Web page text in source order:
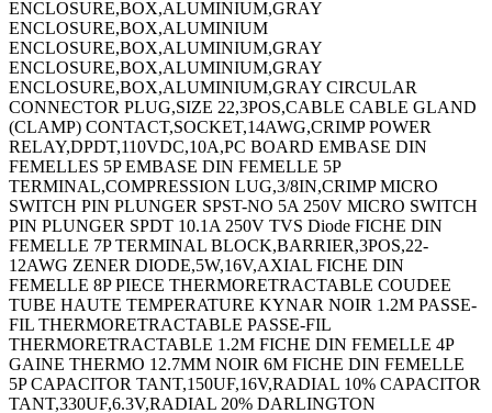
ENCLOSURE,BOX,ALUMINIUM,GRAY
ENCLOSURE,BOX,ALUMINIUM
ENCLOSURE,BOX,ALUMINIUM,GRAY
ENCLOSURE,BOX,ALUMINIUM,GRAY
ENCLOSURE,BOX,ALUMINIUM,GRAY CIRCULAR
CONNECTOR PLUG,SIZE 22,3POS,CABLE CABLE GLAND
(CLAMP) CONTACT,SOCKET,14AWG,CRIMP POWER
RELAY,DPDT,110VDC,10A,PC BOARD EMBASE DIN
FEMELLES 5P EMBASE DIN FEMELLE 5P
TERMINAL,COMPRESSION LUG,3/8IN,CRIMP MICRO
SWITCH PIN PLUNGER SPST-NO 5A 250V MICRO SWITCH
PIN PLUNGER SPDT 10.1A 250V TVS Diode FICHE DIN
FEMELLE 7P TERMINAL BLOCK,BARRIER,3POS,22-
12AWG ZENER DIODE,5W,16V,AXIAL FICHE DIN
FEMELLE 8P PIECE THERMORETRACTABLE COUDEE
TUBE HAUTE TEMPERATURE KYNAR NOIR 1.2M PASSE-
FIL THERMORETRACTABLE PASSE-FIL
THERMORETRACTABLE 1.2M FICHE DIN FEMELLE 4P
GAINE THERMO 12.7MM NOIR 6M FICHE DIN FEMELLE
5P CAPACITOR TANT,150UF,16V,RADIAL 10% CAPACITOR
TANT,330UF,6.3V,RADIAL 20% DARLINGTON